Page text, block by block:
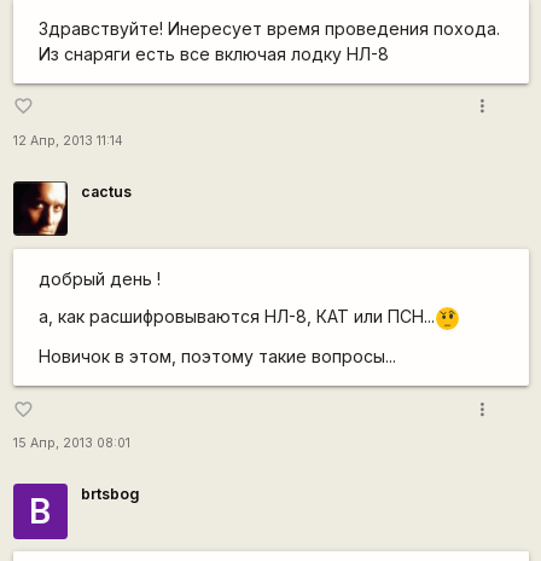
Здравствуйте! Инересует время проведения похода.
Из снаряги есть все включая лодку НЛ-8
favorite_border
12 Апр, 2013 11:14
more_vert
cactus
добрый день !
а, как расшифровываются НЛ-8, КАТ или ПСН...???
Новичок в этом, поэтому такие вопросы...
favorite_border
15 Апр, 2013 08:01
more_vert
B brtsbog